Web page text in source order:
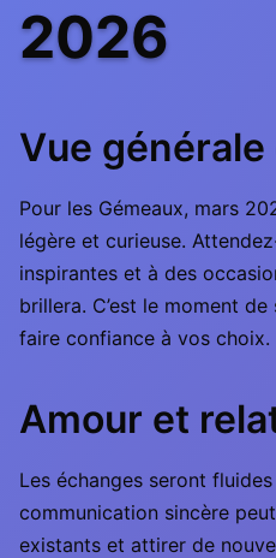
2026
Vue
Pour les Gémeaux, mars
légère et curieuse.
inspirantes et à des
brillera. C’est le moment
faire confiance à vos choix.
Amour et
Les échanges seront
communication sincère
existants et attirer de